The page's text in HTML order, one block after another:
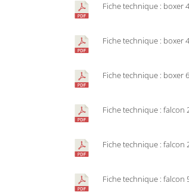
Fiche technique : boxer
Fiche technique : boxer
Fiche technique : boxer
Fiche technique : falcon
Fiche technique : falcon
Fiche technique : falcon